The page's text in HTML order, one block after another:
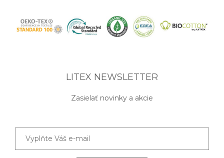
LITEX NEWSLETTER
Zasielať novinky a akcie